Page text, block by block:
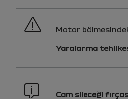
Motor
Yaralanma
Cam sileceği